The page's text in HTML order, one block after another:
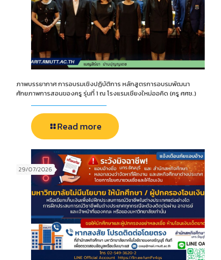
ภาพบรรยากาศ การอบรมเชิงปฏิบัติการ หลักสูตรการอบรมพัฒนา
ศักยภาพการสอนของครู รุ่นที่ 1 ณ โรงแรมเชียงใหม่ออคิด (ครู ศศช.)
Read more
29/07/2026